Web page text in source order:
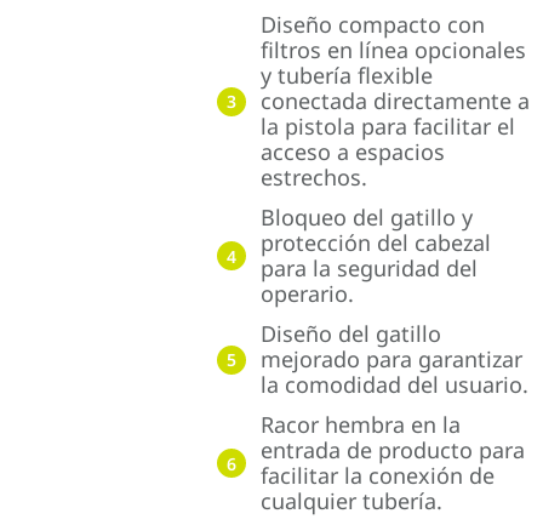
3
Diseño compacto con
filtros en línea opcionales
y tubería flexible
conectada directamente a
la pistola para facilitar el
acceso a espacios
estrechos.
4
Bloqueo del gatillo y
protección del cabezal
para la seguridad del
operario.
5
Diseño del gatillo
mejorado para garantizar
la comodidad del usuario.
6
Racor hembra en la
entrada de producto para
facilitar la conexión de
cualquier tubería.